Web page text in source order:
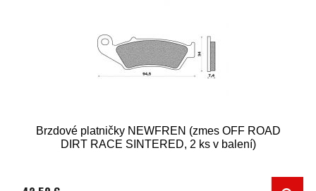
Brzdové platničky NEWFREN (zmes OFF ROAD
DIRT RACE SINTERED, 2 ks v balení)